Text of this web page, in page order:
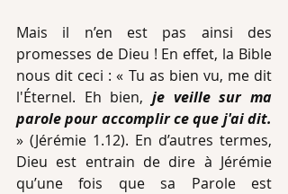
Mais il n’en est pas ainsi des
promesses de Dieu ! En effet, la Bible
nous dit ceci : « Tu as bien vu, me dit
l'Éternel. Eh bien, je veille sur ma
parole pour accomplir ce que j'ai dit.
» (Jérémie 1.12). En d’autres termes,
Dieu est entrain de dire à Jérémie
qu’une fois que sa Parole est